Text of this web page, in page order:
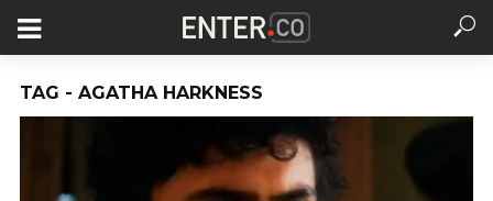
TAG - AGATHA HARKNESS